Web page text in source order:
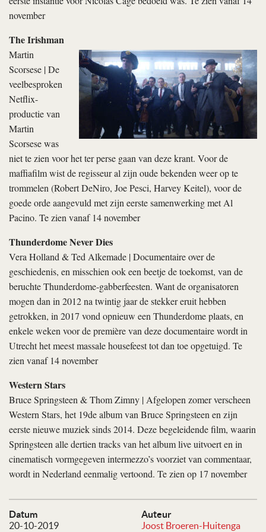
Datum
20-10-2019
Auteur
Joost Broeren-Huitenga
november
The Irishman
Martin
Scorsese | De
veelbesproken
Netflix­-
productie van
Martin
Scorsese was
niet te zien voor het ter perse gaan van deze krant. Voor de
maffiafilm wist de regisseur al zijn oude bekenden weer op te
trommelen (Robert DeNiro, Joe Pesci, Harvey Keitel), voor de
goede orde aangevuld met zijn eerste samenwerking met Al
Pacino. Te zien vanaf 14 november
Thunderdome Never Dies
Vera Holland & Ted Alkemade | Documentaire over de
geschiedenis, en misschien ook een beetje de toekomst, van de
beruchte Thunderdome-gabberfeesten. Want de organisatoren
mogen dan in 2012 na twintig jaar de stekker eruit hebben
getrokken, in 2017 vond opnieuw een Thunderdome plaats, en
enkele weken voor de première van deze documentaire wordt in
Utrecht het meest massale housefeest tot dan toe opgetuigd. Te
zien vanaf 14 november
Western Stars
Bruce Springsteen & Thom Zimny | Afgelopen zomer verscheen
Western Stars, het 19de album van Bruce Springsteen en zijn
eerste nieuwe muziek sinds 2014. Deze begeleidende film, waarin
Springsteen alle dertien tracks van het album live uitvoert en in
cinematisch vormgegeven intermezzo’s voorziet van commentaar,
wordt in Nederland eenmalig vertoond. Te zien op 17 november